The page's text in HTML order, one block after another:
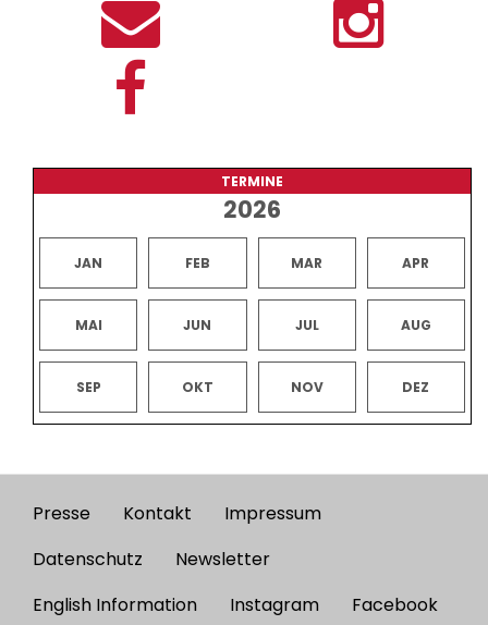
TERMINE
2026
JAN FEB MAR APR
MAI JUN JUL AUG
SEP OKT NOV DEZ
Footer
menu
Presse Kontakt
Impressum
Datenschutz
Newsletter
English Information
Instagram Facebook